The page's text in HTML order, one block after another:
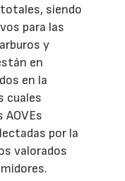
siendo
para las
y
en
en la
cuales
AOVEs
por la
valorados